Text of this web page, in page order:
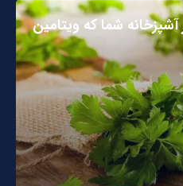
شما که ویتامین